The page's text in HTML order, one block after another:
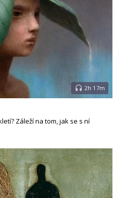
2h 17m
Záleží na tom, jak se s ní